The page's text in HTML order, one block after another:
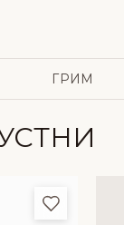
ГРИМ
Добави в